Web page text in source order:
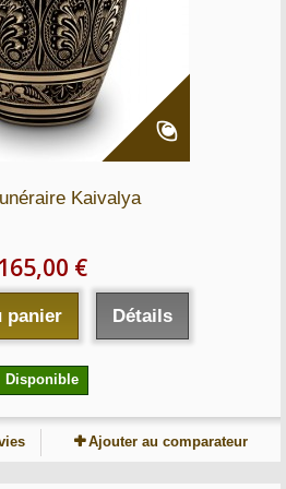
Kaivalya
165,00 €
panier Détails
Disponible
Ajouter au comparateur